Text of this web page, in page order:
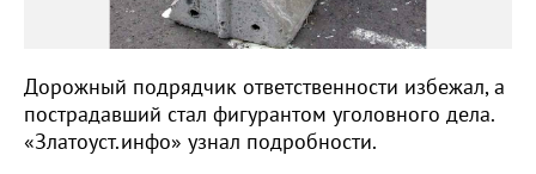
Дорожный подрядчик ответственности избежал, а
пострадавший стал фигурантом уголовного дела.
«Златоуст.инфо» узнал подробности.